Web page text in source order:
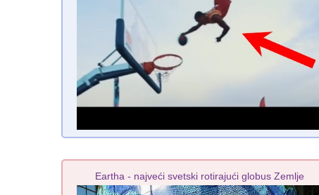
Eartha - najveći svetski rotirajući globus Zemlje